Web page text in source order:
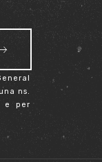
ns.
e per